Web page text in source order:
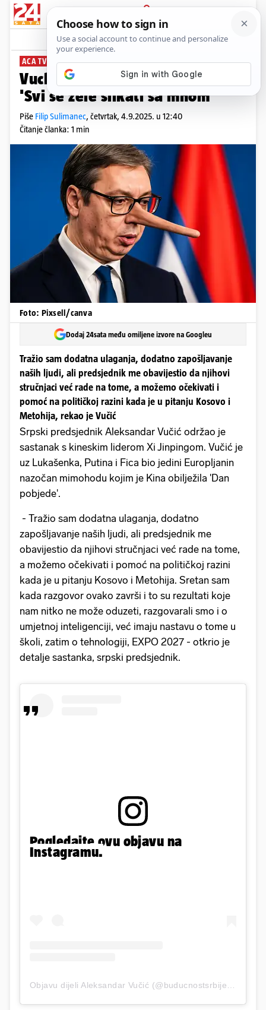
PRIJAVA
News Komentari
ACA TVRDI DA JE FACA
Vuchichi kaže da je hit u Kini :)
'Svi se žele slikati sa mnom'
Piše Filip Sulimanec, četvrtak, 4.9.2025. u 12:40
Čitanje članka: 1 min
Foto: Pixsell/canva
Dodaj 24sata među omiljene izvore na Googleu
Tražio sam dodatna ulaganja, dodatno zapošljavanje
naših ljudi, ali predsjednik me obavijestio da njihovi
stručnjaci već rade na tome, a možemo očekivati ​​i
pomoć na političkoj razini kada je u pitanju Kosovo i
Metohija, rekao je Vučić
Srpski predsjednik Aleksandar Vučić održao je
sastanak s kineskim liderom Xi Jinpingom. Vučić je
uz Lukašenka, Putina i Fica bio jedini Europljanin
nazočan mimohodu kojim je Kina obilježila 'Dan
pobjede'.
- Tražio sam dodatna ulaganja, dodatno
zapošljavanje naših ljudi, ali predsjednik me
obavijestio da njihovi stručnjaci već rade na tome,
a možemo očekivati ​​i pomoć na političkoj razini
kada je u pitanju Kosovo i Metohija. Sretan sam
kada razgovor ovako završi i to su rezultati koje
nam nitko ne može oduzeti, razgovarali smo i o
umjetnoj inteligenciji, već imaju nastavu o tome u
školi, zatim o tehnologiji, EXPO 2027 - otkrio je
detalje sastanka, srpski predsjednik.
Pogledajte ovu objavu na
Instagramu.